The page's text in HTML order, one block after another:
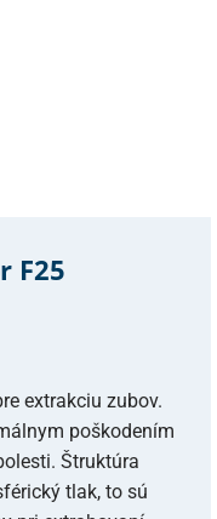
F25
extrakciu zubov.
poškodením
Štruktúra
tlak, to sú